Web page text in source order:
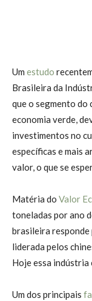
Um estudo
Brasileira da
que o segmento
economia verde,
investimentos no
específicas e mais
valor, o que se
Matéria do Valor
toneladas por ano
brasileira responde
liderada pelos
Hoje essa indústria
Um dos principais